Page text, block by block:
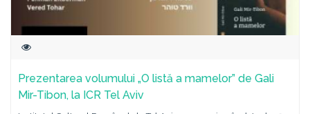
Prezentarea volumului „O listă a mamelor” de Gali
Mir-Tibon, la ICR Tel Aviv